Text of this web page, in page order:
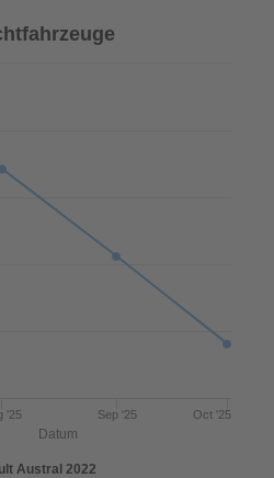
Datum
Austral 2022
'25 Sep '25 Oct '25